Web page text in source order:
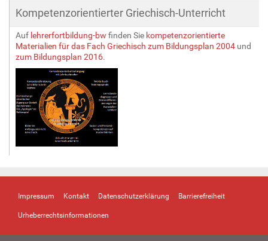
Kompetenzorientierter Griechisch-Unterricht
Auf lehrerfortbildung-bw finden Sie kompetenzorientierte
Materialien für das Fach Griechisch zum Bildungsplan 2004 und
zum Bildungsplan 2016.
Impressum Kontakt Datenschutzerklärung Barrierefreiheit
Urheberrechtsinformationen